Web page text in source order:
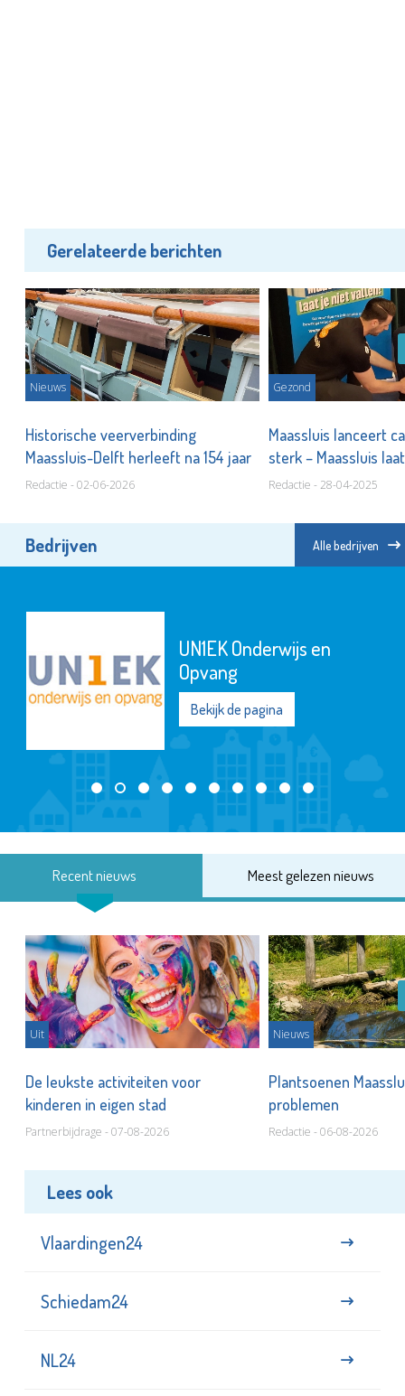
Gerelateerde berichten
Nieuws
Historische veerverbinding
Maassluis-Delft herleeft na 154 jaar
Redactie - 02-06-2026
Gezond
Maassluis lanceert
sterk – Maassluis
Redactie - 28-04-2025
Bedrijven Alle bedrijven
UN1EK Onderwijs en
Opvang
Bekijk de pagina
Recent nieuws Meest gelezen nieuws
Uit
De leukste activiteiten voor
kinderen in eigen stad
Partnerbijdrage - 07-08-2026
Nieuws
Plantsoenen
problemen
Redactie - 06-08-2026
Lees ook
Vlaardingen24
Schiedam24
NL24